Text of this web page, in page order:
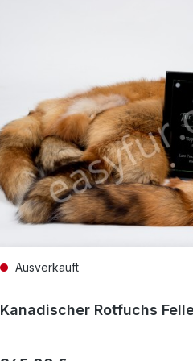
Ausverkauft
Kanadischer Rotfuchs